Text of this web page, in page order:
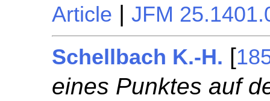
Article |JFM
Schellbach K.-H. [
eines Punktes auf